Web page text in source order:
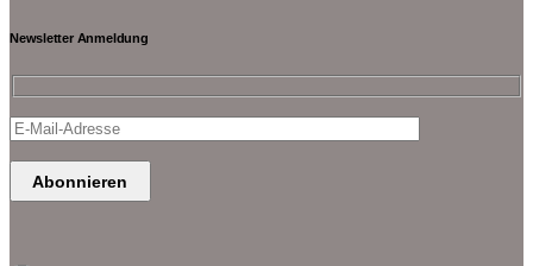
Newsletter Anmeldung